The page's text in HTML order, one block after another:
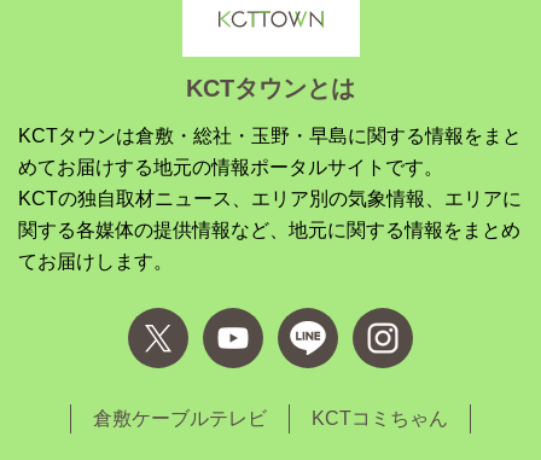
KCTタウンとは
KCTタウンは倉敷・総社・玉野・早島に関する情報をまと
めてお届けする地元の情報ポータルサイトです。
KCTの独自取材ニュース、エリア別の気象情報、エリアに
関する各媒体の提供情報など、地元に関する情報をまとめ
てお届けします。
倉敷ケーブルテレビ KCTコミちゃん